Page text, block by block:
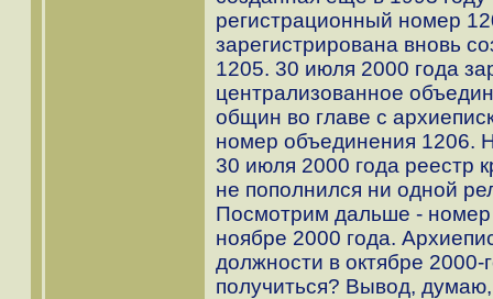
регистрационный номер
зарегистрирована вновь
1205. 30 июля 2000 года
централизованное
общин во главе с
номер объединения 1206.
30 июля 2000 года реестр
не пополнился ни одной
Посмотрим дальше - номер
ноябре 2000 года.
должности в октябре 2000-
получиться? Вывод,